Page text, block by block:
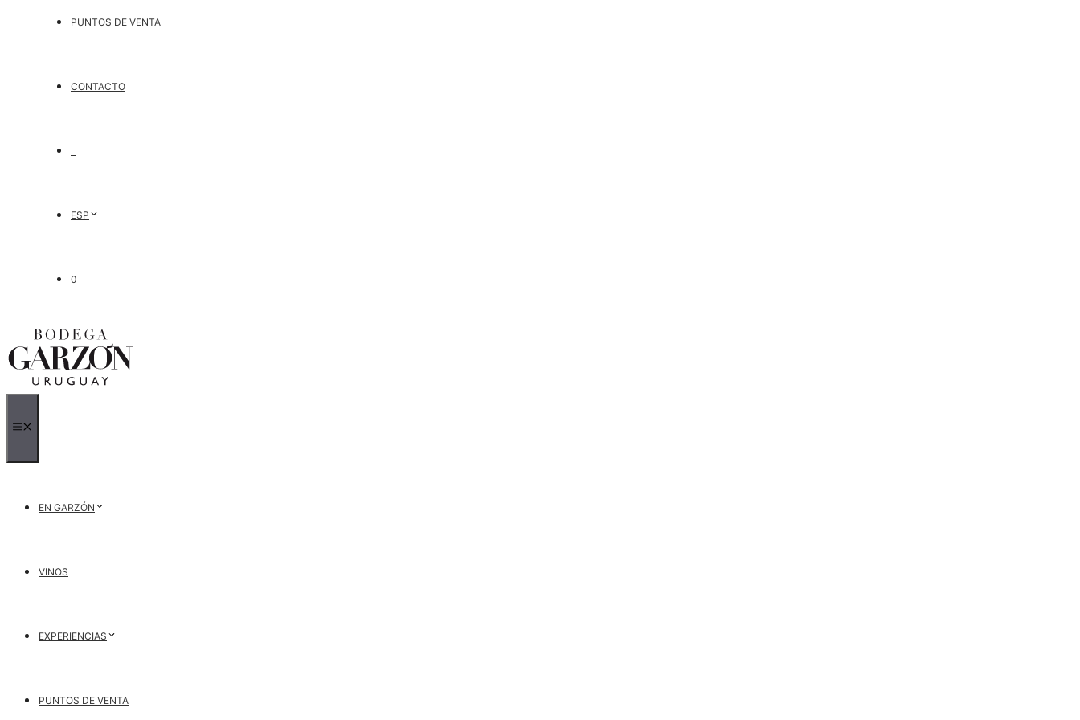
PUNTOS DE VENTA
CONTACTO
ESP
0
EN GARZÓN
VINOS
EXPERIENCIAS
PUNTOS DE VENTA